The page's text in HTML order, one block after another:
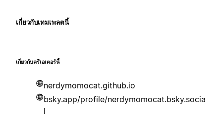
เกี่ยวกับเทมเพลตนี้
เกี่ยวกับครีเอเตอร์นี้
nerdymomocat.github.io
bsky.app/profile/nerdymomocat.bsky.socia
l